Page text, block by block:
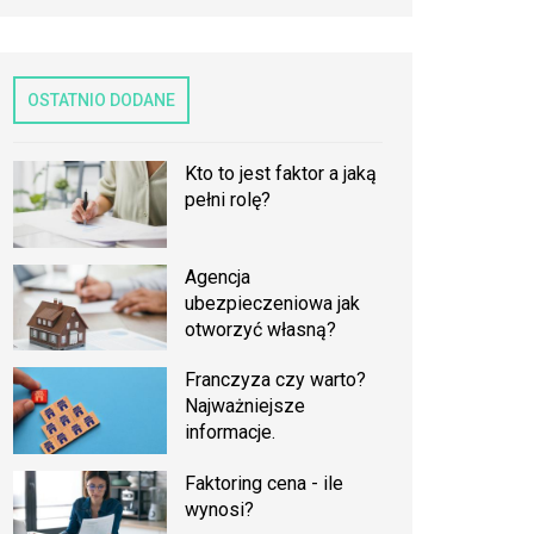
OSTATNIO DODANE
Kto to jest faktor a jaką
pełni rolę?
Agencja
ubezpieczeniowa jak
otworzyć własną?
Franczyza czy warto?
Najważniejsze
informacje.
Faktoring cena - ile
wynosi?